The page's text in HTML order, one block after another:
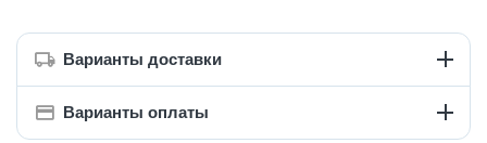
Варианты доставки
Варианты оплаты